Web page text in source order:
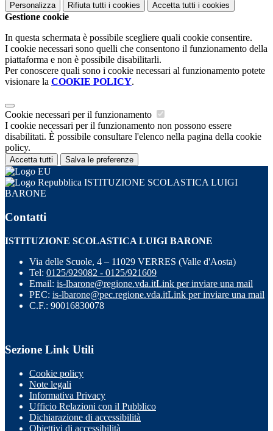
Personalizza Rifiuta tutti i cookies Accetta tutti i cookies
Gestione cookie
In questa schermata è possibile scegliere quali cookie consentire.
I cookie necessari sono quelli che consentono il funzionamento della
piattaforma e non è possibile disabilitarli.
Per conoscere quali sono i cookie necessari al funzionamento potete
visionare la COOKIE POLICY.
Cookie necessari per il funzionamento
I cookie necessari per il funzionamento non possono essere
disabilitati. È possibile consultare l'elenco nella pagina della cookie
policy.
Accetta tutti Salva le preferenze
ISTITUZIONE SCOLASTICA LUIGI
BARONE
Contatti
ISTITUZIONE SCOLASTICA LUIGI BARONE
Via delle Scuole, 4 – 11029 VERRES (Valle d'Aosta)
Tel: 0125/929082 - 0125/921609
Email: is-lbarone@regione.vda.itLink per inviare una mail
PEC: is-lbarone@pec.regione.vda.itLink per inviare una mail
C.F.: 90016830078
Sezione Link Utili
Cookie policy
Note legali
Informativa Privacy
Ufficio Relazioni con il Pubblico
Dichiarazione di accessibilità
Obiettivi di accessibilità